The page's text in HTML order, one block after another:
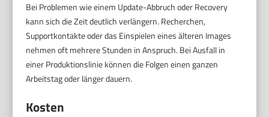
Bei Problemen wie einem Update-Abbruch oder Recovery
kann sich die Zeit deutlich verlängern. Recherchen,
Supportkontakte oder das Einspielen eines älteren Images
nehmen oft mehrere Stunden in Anspruch. Bei Ausfall in
einer Produktionslinie können die Folgen einen ganzen
Arbeitstag oder länger dauern.
Kosten